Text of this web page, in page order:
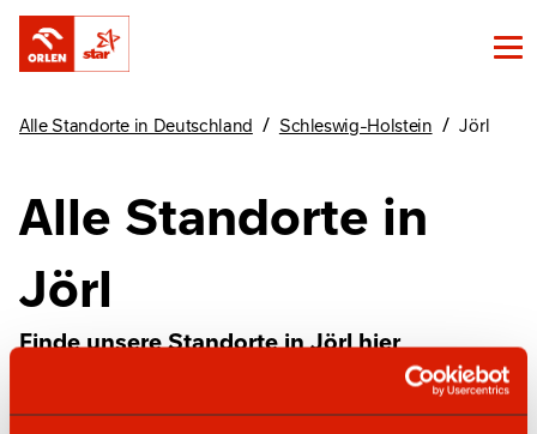
Alle Standorte in Deutschland / Schleswig-Holstein / Jörl
Alle Standorte in
Jörl
Finde unsere Standorte in Jörl hier